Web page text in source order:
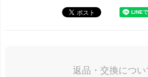
返品・交換につい